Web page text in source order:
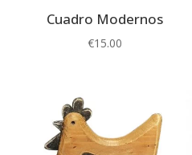
Cuadro Modernos
€15.00